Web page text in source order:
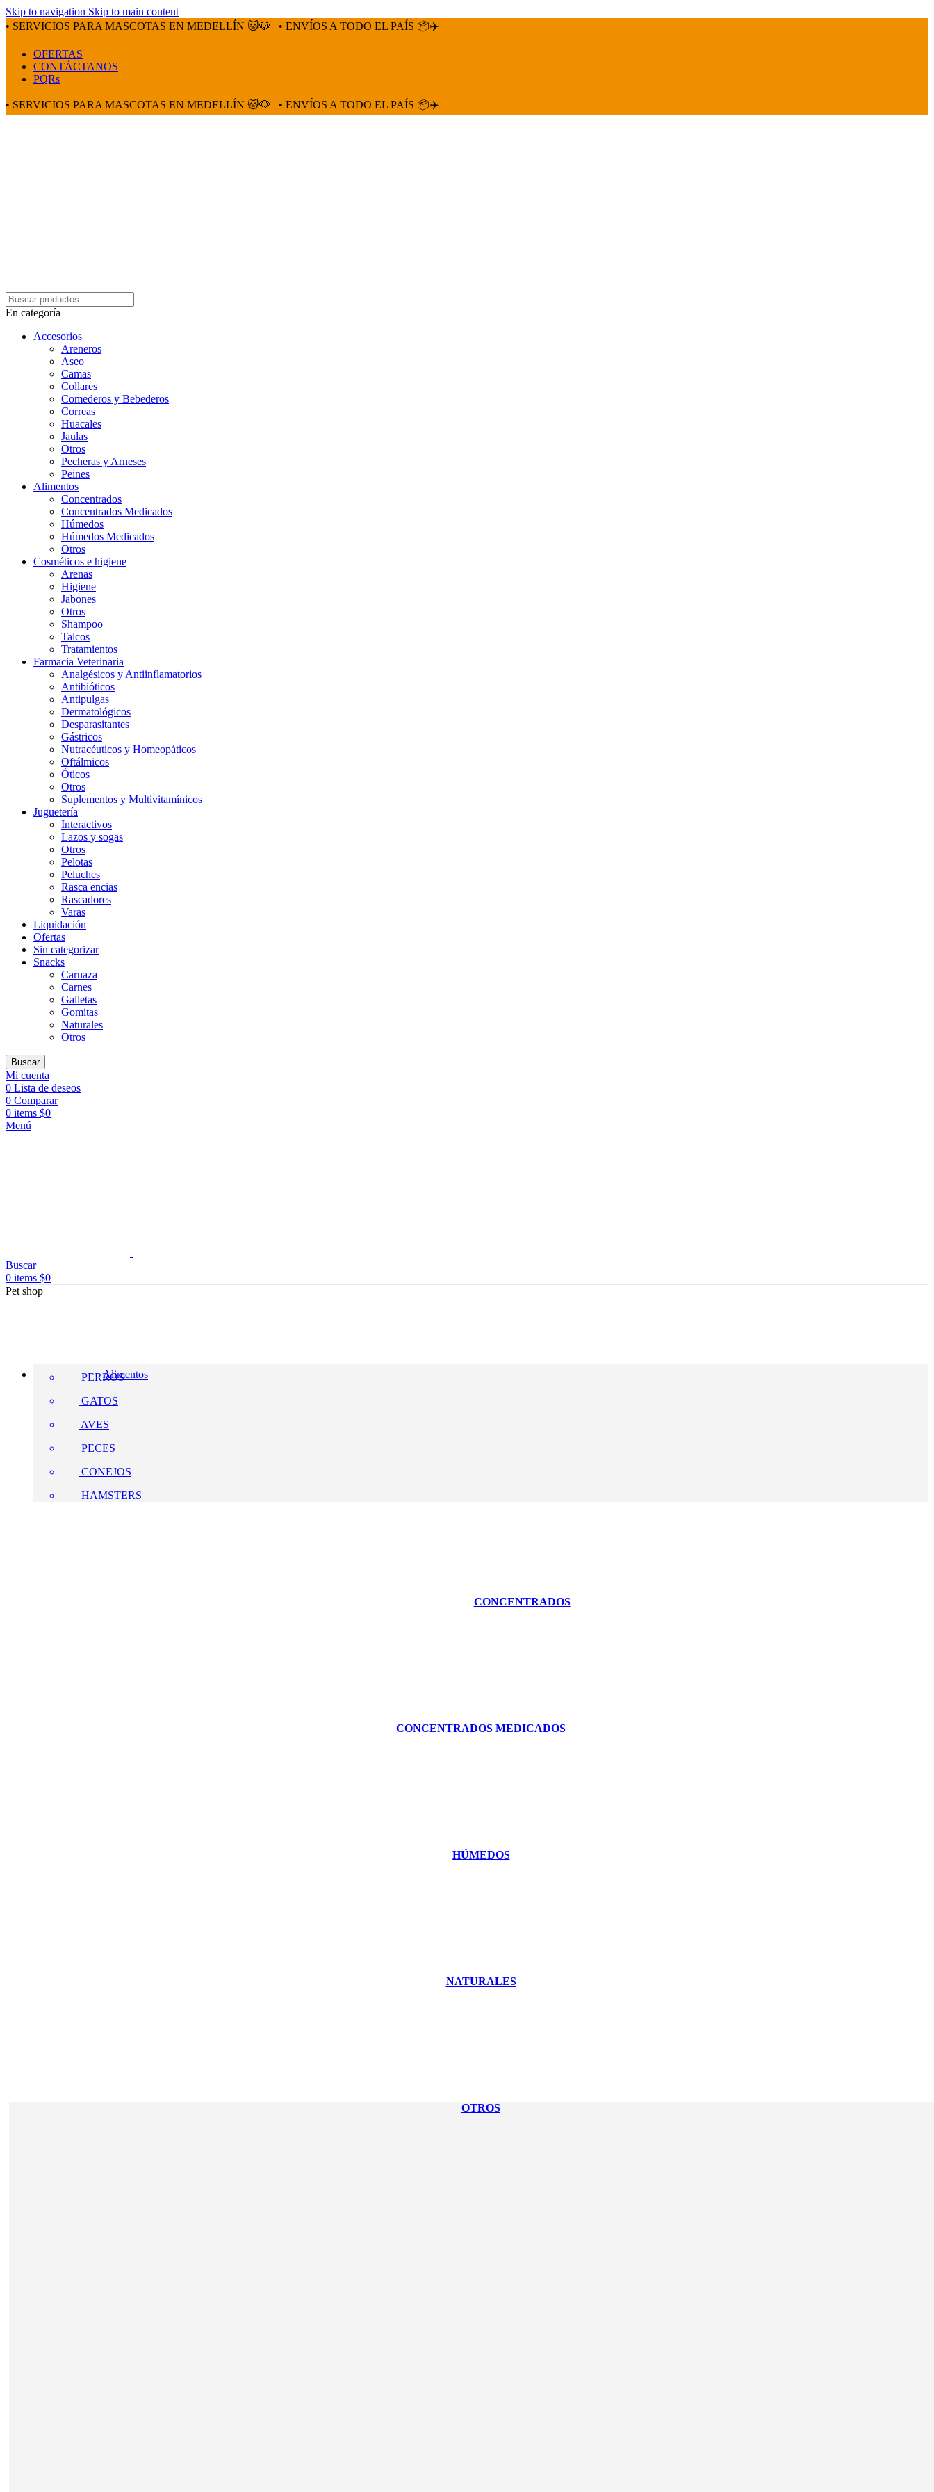
Skip to navigation Skip to main content
• SERVICIOS PARA MASCOTAS EN MEDELLÍN 🐱🐶
• ENVÍOS A TODO EL PAÍS 📦✈️
OFERTAS
CONTÁCTANOS
PQRs
• SERVICIOS PARA MASCOTAS EN MEDELLÍN 🐱🐶 • ENVÍOS A TODO EL PAÍS 📦✈️
En categoría
Accesorios
Areneros
Aseo
Camas
Collares
Comederos y Bebederos
Correas
Huacales
Jaulas
Otros
Pecheras y Arneses
Peines
Alimentos
Concentrados
Concentrados Medicados
Húmedos
Húmedos Medicados
Otros
Cosméticos e higiene
Arenas
Higiene
Jabones
Otros
Shampoo
Talcos
Tratamientos
Farmacia Veterinaria
Analgésicos y Antiinflamatorios
Antibióticos
Antipulgas
Dermatológicos
Desparasitantes
Gástricos
Nutracéuticos y Homeopáticos
Oftálmicos
Óticos
Otros
Suplementos y Multivitamínicos
Juguetería
Interactivos
Lazos y sogas
Otros
Pelotas
Peluches
Rasca encias
Rascadores
Varas
Liquidación
Ofertas
Sin categorizar
Snacks
Carnaza
Carnes
Galletas
Gomitas
Naturales
Otros
Buscar
Mi cuenta
0 Lista de deseos
0 Comparar
0 items $0
Menú
Buscar
0 items $0
Pet shop
Alimentos
PERROS
GATOS
AVES
PECES
CONEJOS
HAMSTERS
CONCENTRADOS
CONCENTRADOS MEDICADOS
HÚMEDOS
NATURALES
OTROS